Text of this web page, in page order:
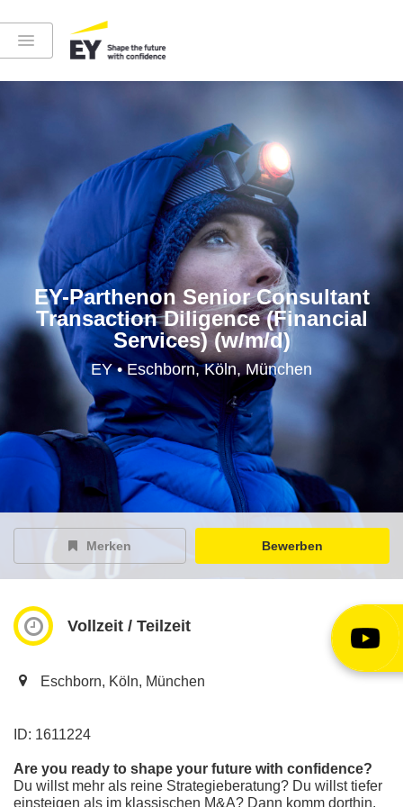
Instagram
LinkedIn
YouTube
Höre in die EY-Welt rein
EY Careers Spotlight
der Karriere-Podcast
EY Joblight
EY-Parthenon Senior Consultant
Transaction Diligence (Financial
Services) (w/m/d)
EY • Eschborn, Köln, München
Merken Bewerben
Vollzeit / Teilzeit
Eschborn, Köln, München
ID: 1611224
Are you ready to shape your future with confidence?
Du willst mehr als reine Strategieberatung? Du willst tiefer
einsteigen als im klassischen M&A? Dann komm dorthin,